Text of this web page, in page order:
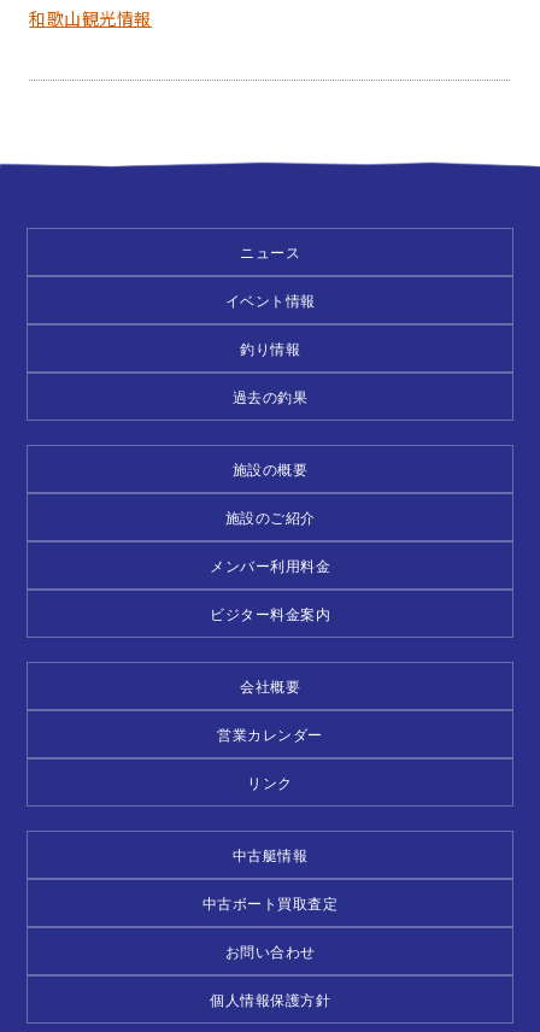
和歌山観光情報
ニュース
イベント情報
釣り情報
過去の釣果
施設の概要
施設のご紹介
メンバー利用料金
ビジター料金案内
会社概要
営業カレンダー
リンク
中古艇情報
中古ボート買取査定
お問い合わせ
個人情報保護方針